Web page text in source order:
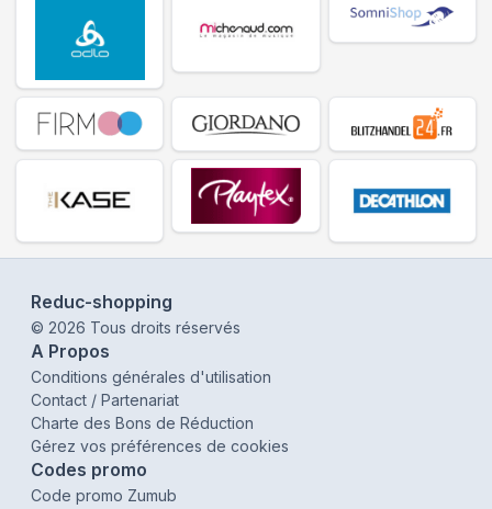
Reduc-shopping
© 2026 Tous droits réservés
A Propos
Conditions générales d'utilisation
Contact / Partenariat
Charte des Bons de Réduction
Gérez vos préférences de cookies
Codes promo
Code promo Zumub